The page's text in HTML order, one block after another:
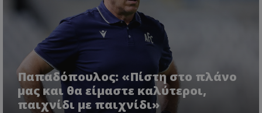
Παπαδόπουλος: «Πίστη στο πλάνο
μας και θα είμαστε καλύτεροι,
παιχνίδι με παιχνίδι»